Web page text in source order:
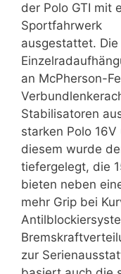
der Polo GTI mit
Sportfahrwerk
ausgestattet. Die
an McPherson-
Stabilisatoren
starken Polo
diesem wurde
tiefergelegt, die
bieten neben
mehr Grip bei
zur